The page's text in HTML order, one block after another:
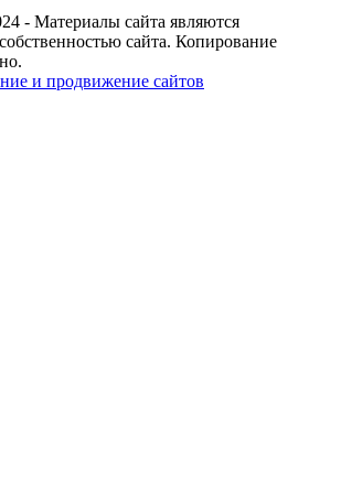
- Материалы сайта являются
сайта. Копирование
и продвижение сайтов